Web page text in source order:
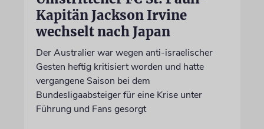
Kapitän Jackson Irvine
wechselt nach Japan
Der Australier war wegen anti-israelischer
Gesten heftig kritisiert worden und hatte
vergangene Saison bei dem
Bundesligaabsteiger für eine Krise unter
Führung und Fans gesorgt